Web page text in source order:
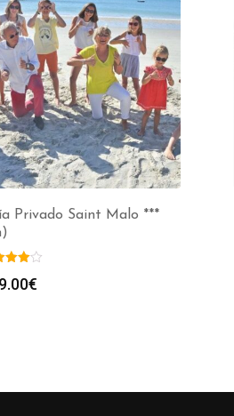
Privado Saint Malo ***
€